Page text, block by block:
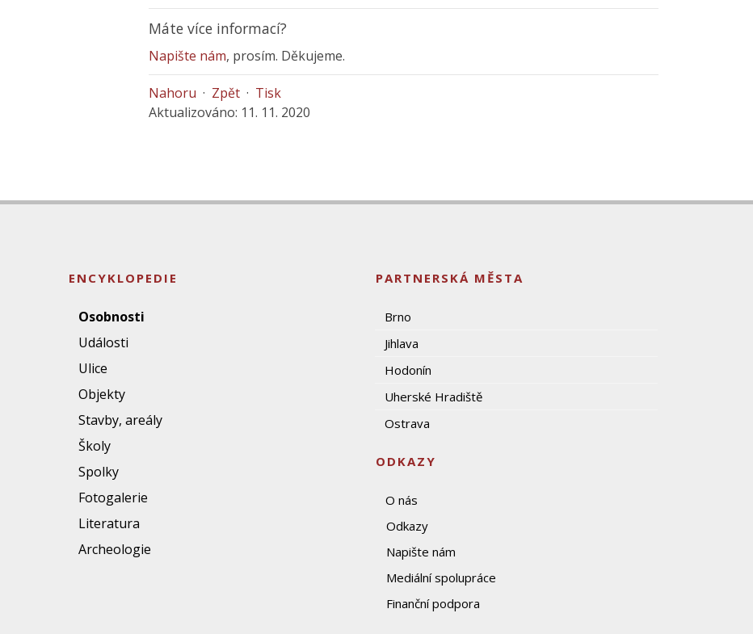
Máte více informací?
Napište nám, prosím. Děkujeme.
Nahoru · Zpět · Tisk
Aktualizováno: 11. 11. 2020
ENCYKLOPEDIE
Osobnosti
Události
Ulice
Objekty
Stavby, areály
Školy
Spolky
Fotogalerie
Literatura
Archeologie
PARTNERSKÁ MĚSTA
Brno
Jihlava
Hodonín
Uherské Hradiště
Ostrava
ODKAZY
O nás
Odkazy
Napište nám
Mediální spolupráce
Finanční podpora